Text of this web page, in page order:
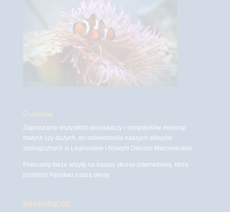
O witrynie
Zapraszamy wszystkich posiadaczy i sympatyków zwierząt
małych czy dużych, do odwiedzenia naszych sklepów
zoologicznych w Legionowie i Nowym Dworze Mazowieckim
Polecamy także wizytę na naszej stronie internetowej, która
przybliży Państwu naszą ofertę.
PRYWATNOŚĆ